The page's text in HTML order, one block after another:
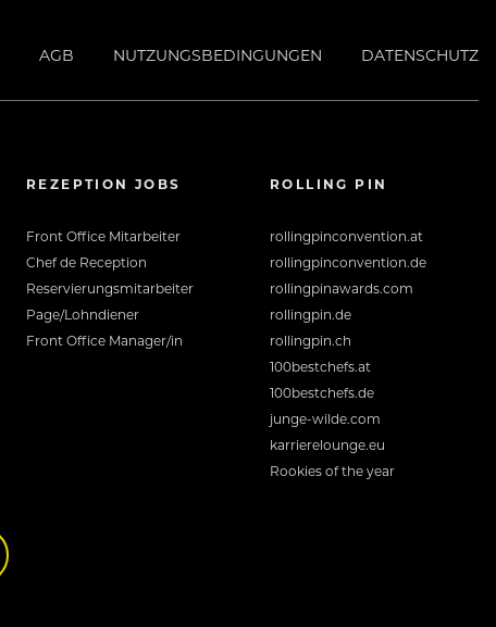
AGB NUTZUNGSBEDINGUNGEN DATENSCHUTZ
REZEPTION JOBS
Front Office Mitarbeiter
Chef de Reception
Reservierungsmitarbeiter
Page/Lohndiener
Front Office Manager/in
ROLLING PIN
rollingpinconvention.at
rollingpinconvention.de
rollingpinawards.com
rollingpin.de
rollingpin.ch
100bestchefs.at
100bestchefs.de
junge-wilde.com
karrierelounge.eu
Rookies of the year